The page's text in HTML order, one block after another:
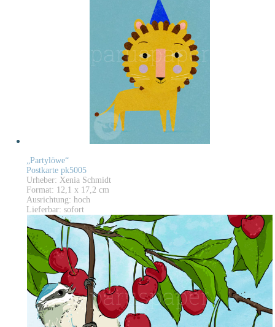
„Partylöwe“
Postkarte pk5005
Urheber: Xenia Schmidt
Format: 12,1 x 17,2 cm
Ausrichtung: hoch
Lieferbar: sofort